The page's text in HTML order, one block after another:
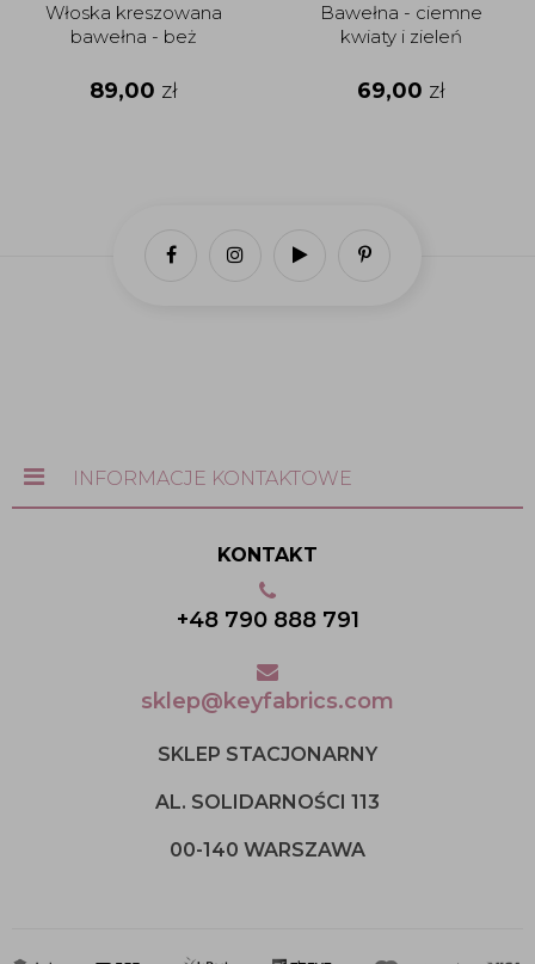
Włoska kreszowana
bawełna - beż
89,00 zł
Bawełna - ciemne
kwiaty i zieleń
69,00 zł
INFORMACJE KONTAKTOWE
KONTAKT
+48 790 888 791
sklep@keyfabrics.com
SKLEP STACJONARNY
AL. SOLIDARNOŚCI 113
00-140 WARSZAWA